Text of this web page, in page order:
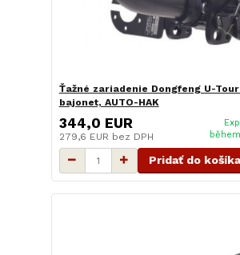
Ťažné zariadenie Dongfeng U-
bajonet, AUTO-HAK
344,0 EUR
279,6 EUR bez DPH
Pridať do košíka